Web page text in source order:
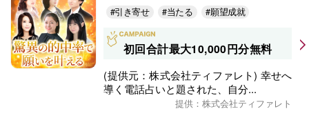
#引き寄せ #当たる #願望成就
初回合計最大10,000円分無料
(提供元：株式会社ティファレト) 幸せへ
導く電話占いと題された、自分...
提供：株式会社ティファレト